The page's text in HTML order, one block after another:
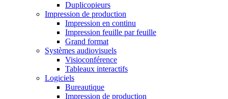
Duplicopieurs
Impression de production
Impression en continu
Impression feuille par feuille
Grand format
Systèmes audiovisuels
Visioconférence
Tableaux interactifs
Logiciels
Bureautique
Impression de production